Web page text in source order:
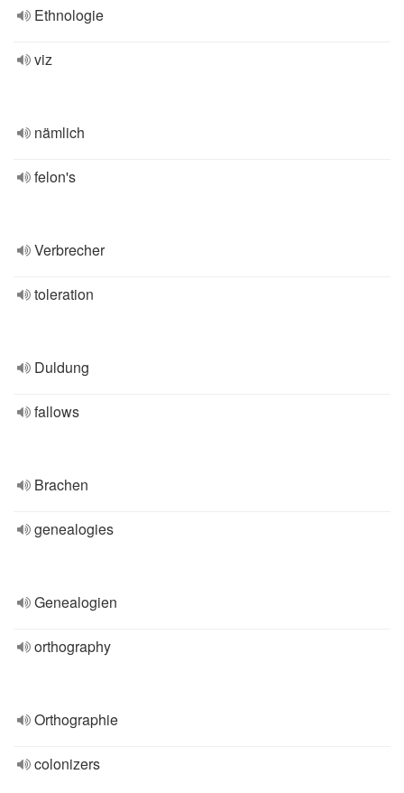
Ethnologie
viz
nämlich
felon's
Verbrecher
toleration
Duldung
fallows
Brachen
genealogies
Genealogien
orthography
Orthographie
colonizers